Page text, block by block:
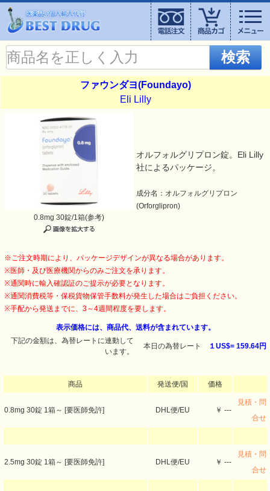
検索
ファウンダヨ(Foundayo)
Eli Lilly
オルフォルグリプロン錠。Eli Lilly
社によるパッケージ。
成分名：オルフォルグリプロン
(Orforglipron)
0.8mg 30錠/1箱(参考)
※ご注文時期により、パッケージデザインが異なる場合があります。
※医師・及び医療機関からのみご注文を承ります。
※通関時に輸入確認証のご提示が必要となります。
※通関消費税等・保税貨物保管手数料が発生した場合はご負担ください。
※手配から発送までに、3～4週間程度を要します。
表示価格には、商品代、送料が含まれています。
下記の金額は、為替レートに連動して
います。
本日の為替レート １US$= 159.64円
商品 発送便/国 価格
0.8mg 30錠 1箱～ [要医師免許] DHL便/EU ￥ ---
見積・問
合せ
2.5mg 30錠 1箱～ [要医師免許] DHL便/EU ￥ ---
見積・問
合せ